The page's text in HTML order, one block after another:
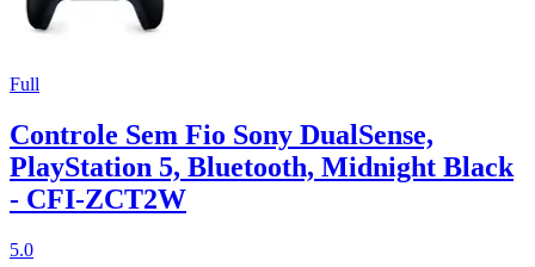
Full
Controle Sem Fio Sony DualSense,
PlayStation 5, Bluetooth, Midnight Black
- CFI-ZCT2W
5.0